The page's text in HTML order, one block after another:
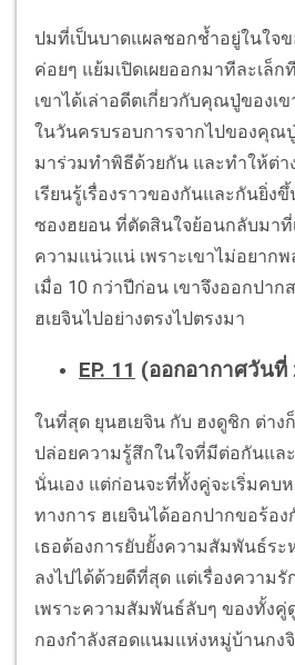
ปมที่เป็นบาดแผลชอกช้ำอยู่ในใจข
ค่อยๆ แย้มเปิดเผยออกมาทีละเล็
เขาได้เล่าอดีตเกี่ยวกับคุณปู่ของเ
ในวันครบรอบการจากไปของคุณ
มาร่วมทำพิธีด้วยกัน และทำให้ต่า
เรียนรู้เรื่องราวของกันและกันยิ่ง
ซองฮยอน ที่ตัดสินใจย้อนกลับมาที่
ความแน่วแน่ เพราะเขาไม่อยาก
เมื่อ 10 กว่าปีก่อน เขาจึงออกปา
ฮเยจินไปอย่างตรงไปตรงมา
EP. 11 (ออกอากาศวันที่
ในที่สุด ยุนฮเยจิน กับ ฮงดูชิก ต่า
ปล่อยความรู้สึกในใจที่มีต่อกันแล
นั่นเอง แต่ก่อนจะที่ทั้งคู่จะเริ่มคบ
ทางการ ฮเยจินได้ออกปากขอร้อง
เธอต้องการยับยั้งความสัมพันธ์ร
ลงไปได้ด้วยดีที่สุด แต่เรื่องความรั
เพราะความสัมพันธ์ลับๆ ของทั้ง
กองกำลังสอดแนมแห่งหมู่บ้านกง